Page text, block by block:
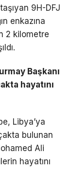
9H-DFJ
enkazına
2 kilometre
Başkanı
hayatını
Libya’ya
bulunan
Ali
hayatını